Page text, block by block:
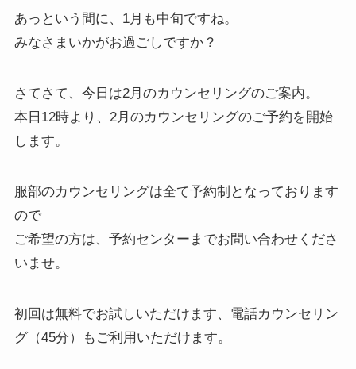
あっという間に、1月も中旬ですね。
みなさまいかがお過ごしですか？
さてさて、今日は2月のカウンセリングのご案内。
本日12時より、2月のカウンセリングのご予約を開始
します。
服部のカウンセリングは全て予約制となっております
ので
ご希望の方は、予約センターまでお問い合わせくださ
いませ。
初回は無料でお試しいただけます、電話カウンセリン
グ（45分）もご利用いただけます。